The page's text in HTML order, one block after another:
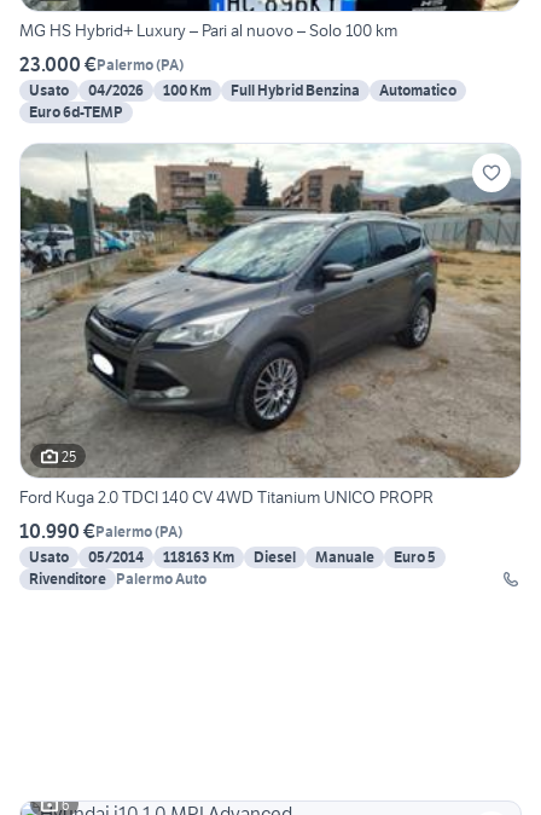
MG HS Hybrid+ Luxury – Pari al nuovo – Solo 100 km
23.000 €Palermo(PA)
Usato
04/2026 100 Km Full Hybrid Benzina
Automatico
Euro 6d-TEMP
25
Ford Kuga 2.0 TDCI 140 CV 4WD Titanium UNICO PROPR
10.990 €Palermo(PA)
Usato
05/2014 118163 Km Diesel Manuale
Euro 5
Rivenditore Palermo Auto
6